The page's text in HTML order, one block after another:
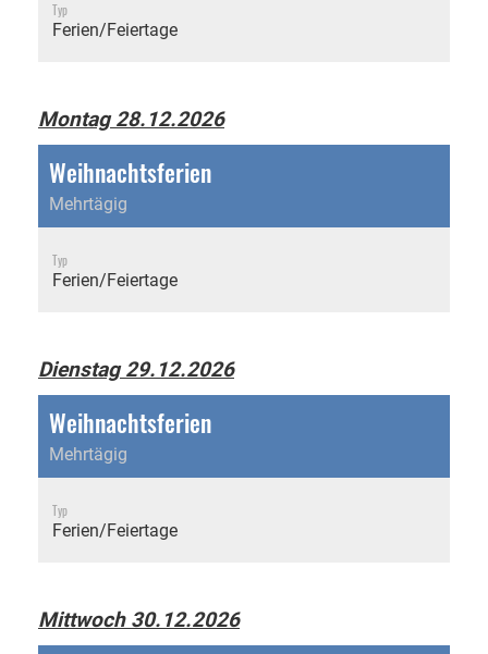
Typ
Ferien/Feiertage
Montag 28.12.2026
Weihnachtsferien
Mehrtägig
Typ
Ferien/Feiertage
Dienstag 29.12.2026
Weihnachtsferien
Mehrtägig
Typ
Ferien/Feiertage
Mittwoch 30.12.2026